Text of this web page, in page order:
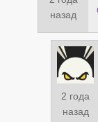
назад
2 года
назад